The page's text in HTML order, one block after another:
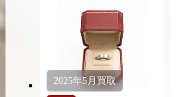
2025年5月 買取